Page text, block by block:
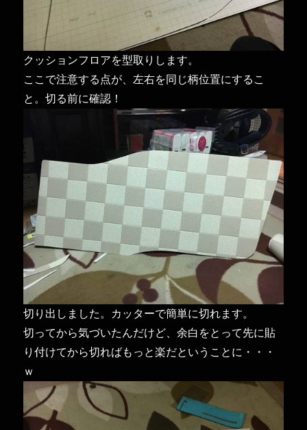
クッションフロアを型取りします。
ここで注意する点が、左右を同じ柄位置にするこ
と。切る前に確認！
切り出しました。カッターで簡単に切れます。
切ってから気づいたんだけど、余白をとって先に貼
り付けてから切ればもっと楽だということに・・・
ｗ